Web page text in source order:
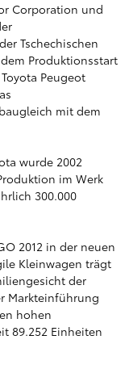
Corporation und
Tschechischen
Produktionsstart
Peugeot
mit dem
wurde 2002
im Werk
300.000
2012 in der neuen
Kleinwagen trägt
der
Markteinführung
hohen
89.252 Einheiten